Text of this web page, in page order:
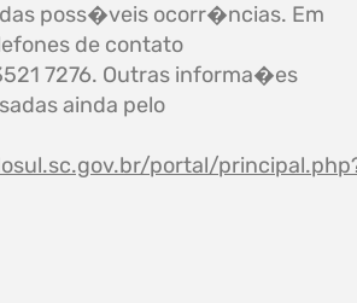
poss�veis ocorr�ncias. Em
de contato
7276. Outras informa�es
ainda pelo
portal/